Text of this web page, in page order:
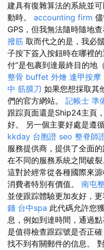
建具有復雜算法的系統並
動時。 accounting firm
GPS，但我無法隨時隨地查
撥筋 取而代之的是，我必
子按下簽入按鈕時在哪裡
付”是包裹到達最終目的地
整骨 buffet 外燴 逢甲按摩
中 筋膜刀 如果您想採取其
們的官方網站。 記帳士 準
跟踪頁面還是Ship24主頁
好。 另一個主要好處是遵
kkday 台胞證 seo 整脊師
服務提供商，提供了全面
在不同的服務系統之間破裂
這對於經常從各種國際來
消費者特別有價值。 南屯
並使跟踪體驗更加友好，
錢 台中spa 此代碼允許您
息，例如到達時間，通過點
是值得檢查跟踪號是否正
找不到有關郵件的信息。